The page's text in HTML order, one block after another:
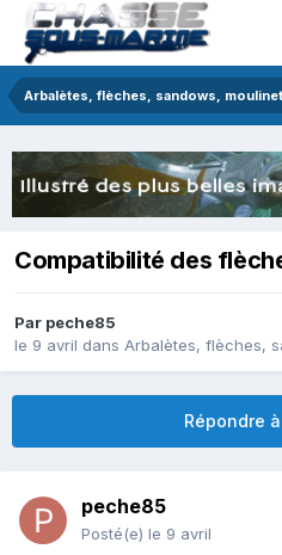
Arbalètes, flèches, sandows,
Compatibilité des
Par peche85
le 9 avril dans Arbalètes, flèches,
Répondre
peche85
Posté(e) le 9 avril